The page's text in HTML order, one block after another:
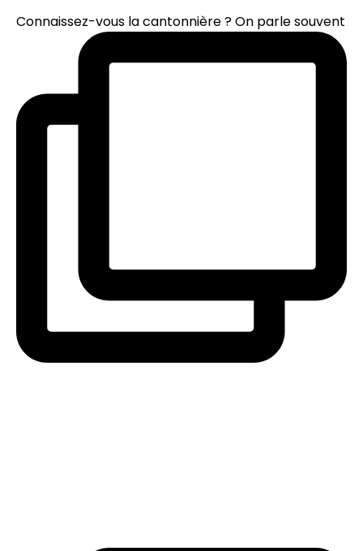
Connaissez-vous la cantonnière ? On parle souvent